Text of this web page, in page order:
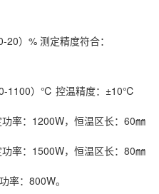
）% 测定精度符合：
1100）℃ 控温精度：±10℃
率：1200W，恒温区长：60㎜
率：1500W，恒温区长：80㎜
率：800W。